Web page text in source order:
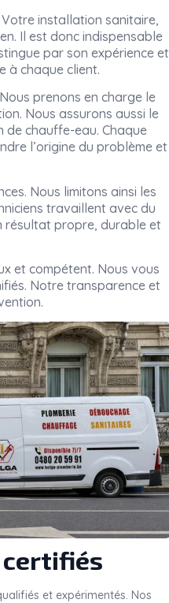
installation sanitaire,
Il est donc indispensable
par son expérience et
à chaque client.
prenons en charge le
Nous assurons aussi le
de chauffe-eau. Chaque
l’origine du problème et
Nous limitons ainsi les
travaillent avec du
résultat propre, durable et
et compétent. Nous vous
Notre transparence et
certifiés
et expérimentés. Nos